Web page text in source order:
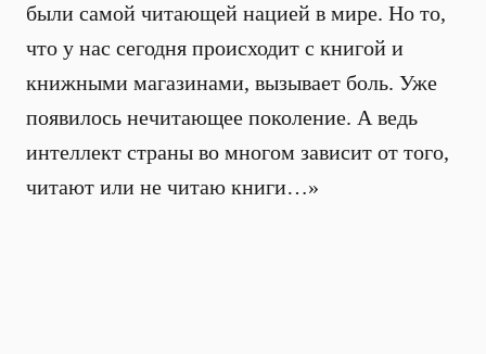
были самой читающей нацией в мире. Но то,
что у нас сегодня происходит с книгой и
книжными магазинами, вызывает боль. Уже
появилось нечитающее поколение. А ведь
интеллект страны во многом зависит от того,
читают или не читаю книги…»